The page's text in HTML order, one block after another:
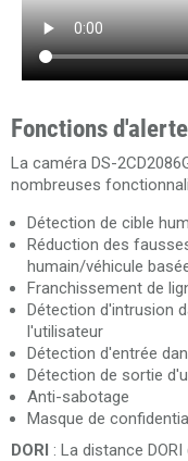
Fonctions
La caméra DS-
nombreuses
Détection de cible
Réduction des
humain/véhicule
Franchissement de
Détection d'intrusion
l'utilisateur
Détection d'entrée
Détection de sortie
Anti-sabotage
Masque de
DORI : La distance DORI